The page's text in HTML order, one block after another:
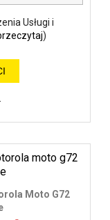
Usługi i
)
Moto G72